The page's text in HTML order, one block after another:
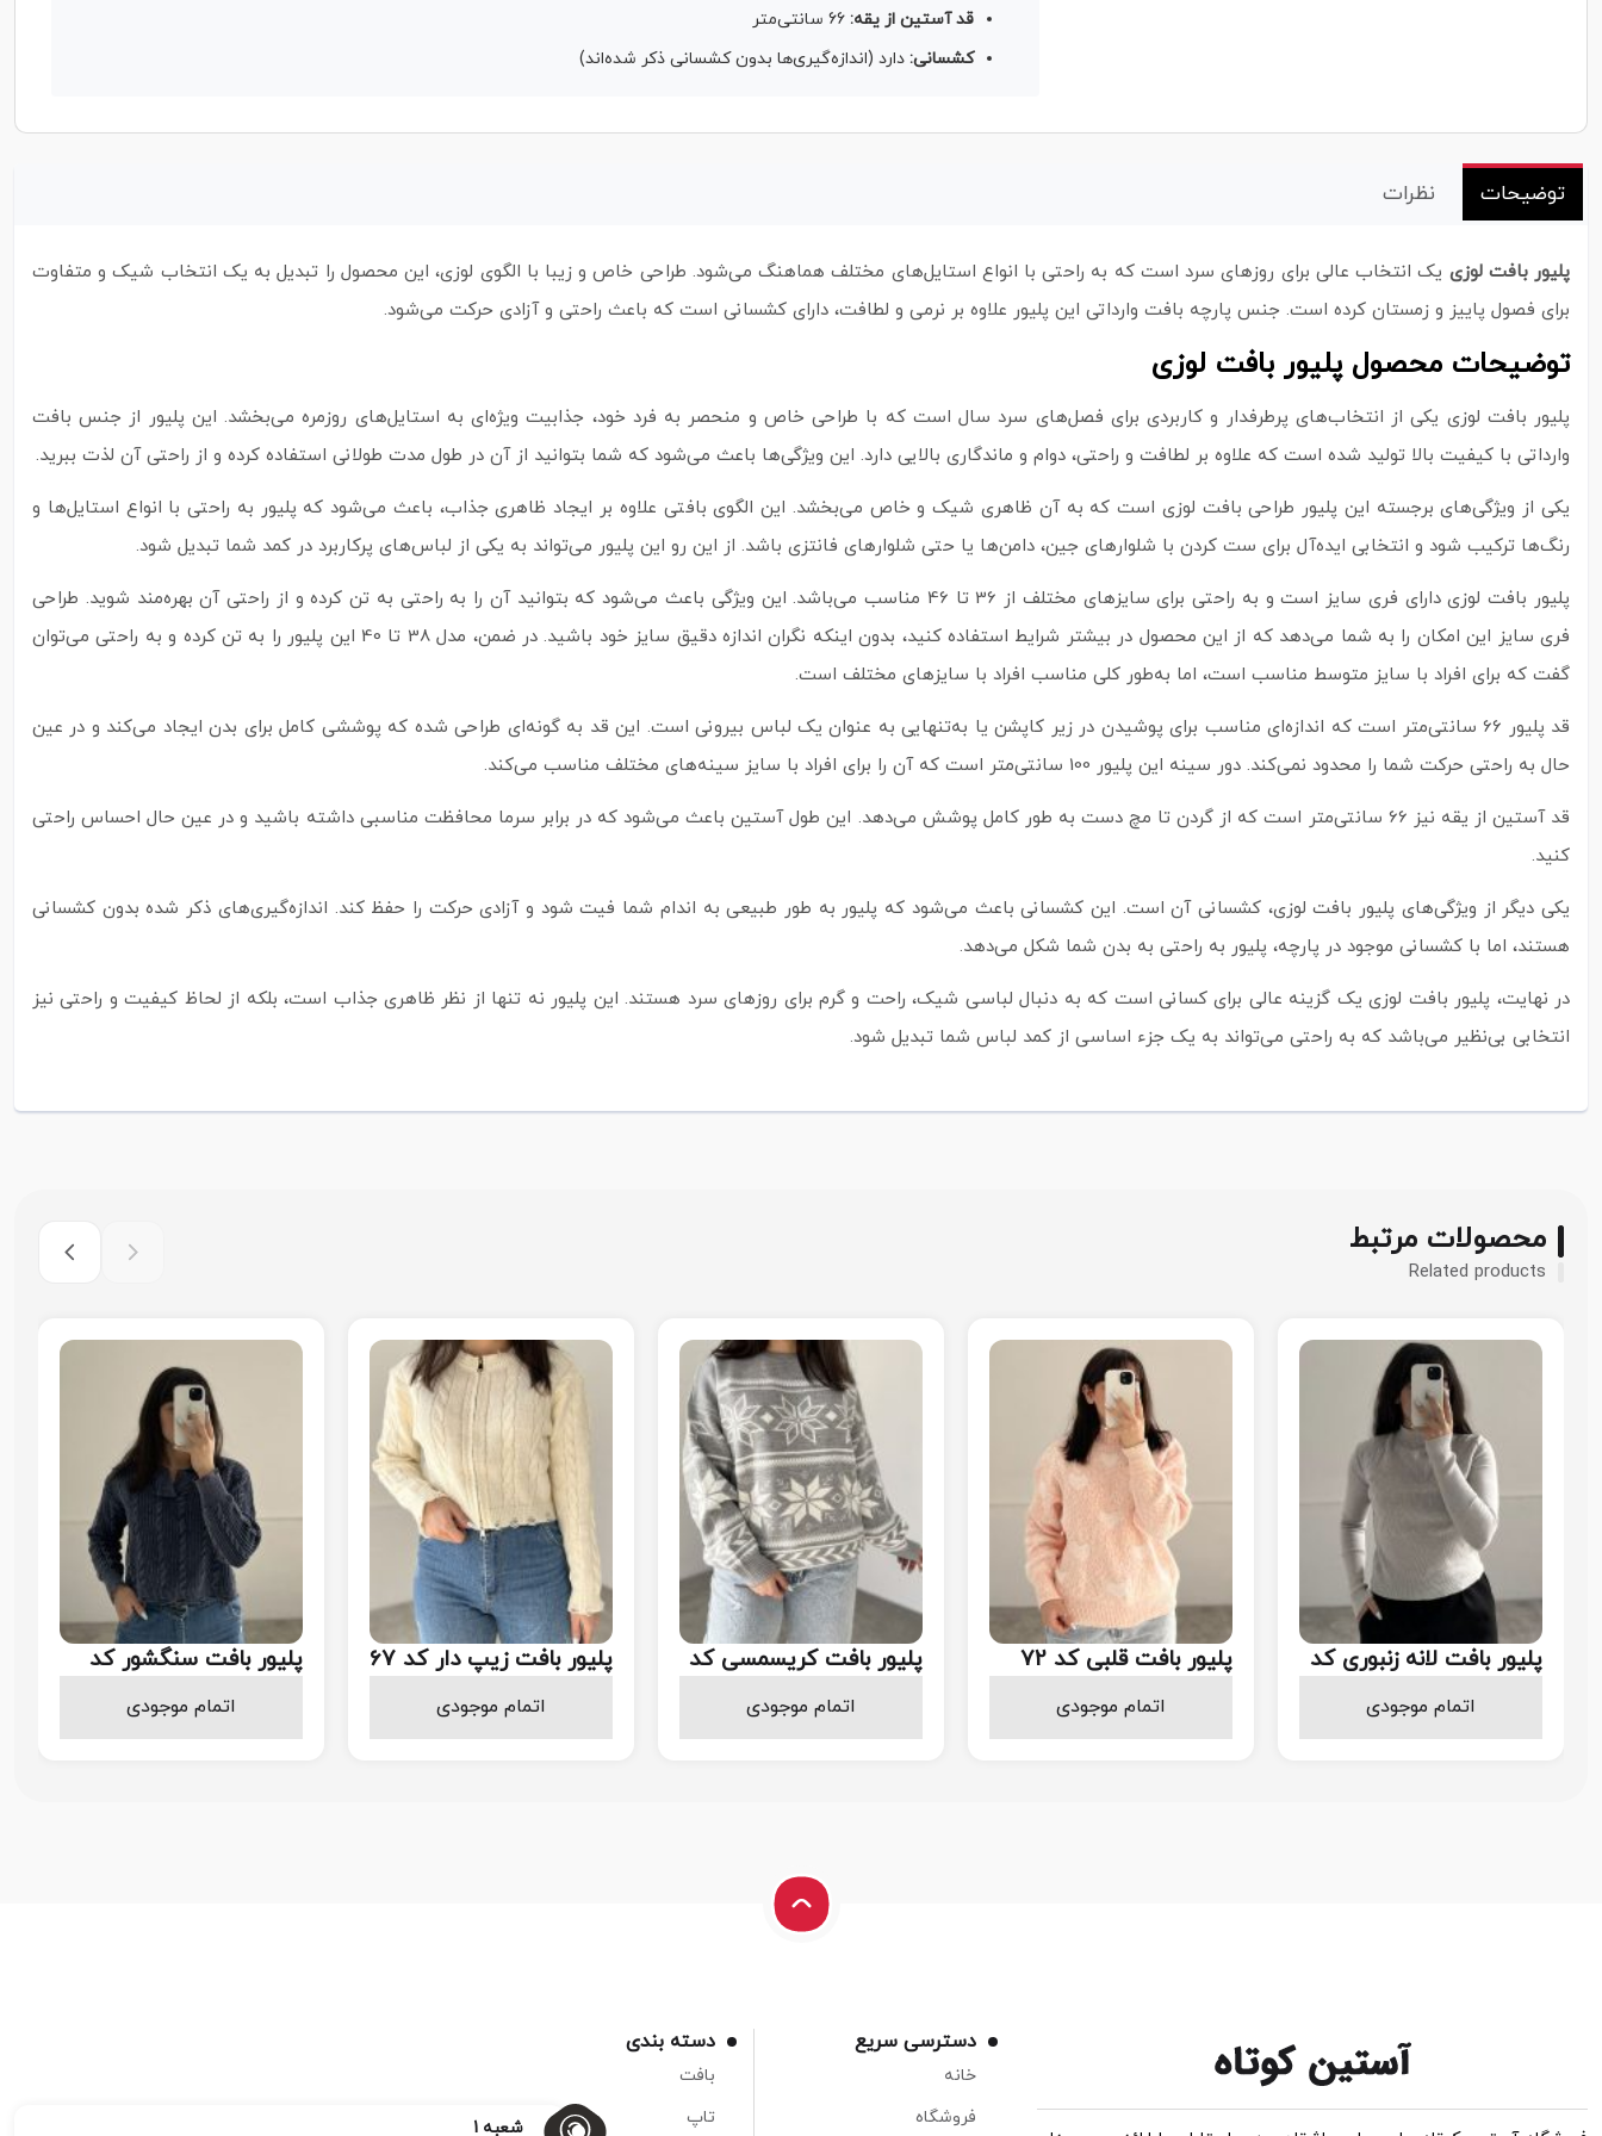
قد آستین از یقه: 66 سانتی‌متر
کشسانی: دارد (اندازه‌گیری‌ها بدون کشسانی ذکر شده‌اند)
توضیحات نظرات
پلیور بافت لوزی یک انتخاب عالی برای روزهای سرد است که به راحتی با انواع استایل‌های مختلف هماهنگ می‌شود. طراحی خاص و زیبا با الگوی لوزی، این محصول را تبدیل به یک انتخاب شیک و متفاوت
برای فصول پاییز و زمستان کرده است. جنس پارچه بافت وارداتی این پلیور علاوه بر نرمی و لطافت، دارای کشسانی است که باعث راحتی و آزادی حرکت می‌شود.
توضیحات محصول پلیور بافت لوزی
پلیور بافت لوزی یکی از انتخاب‌های پرطرفدار و کاربردی برای فصل‌های سرد سال است که با طراحی خاص و منحصر به فرد خود، جذابیت ویژه‌ای به استایل‌های روزمره می‌بخشد. این پلیور از جنس بافت
وارداتی با کیفیت بالا تولید شده است که علاوه بر لطافت و راحتی، دوام و ماندگاری بالایی دارد. این ویژگی‌ها باعث می‌شود که شما بتوانید از آن در طول مدت طولانی استفاده کرده و از راحتی آن لذت ببرید.
یکی از ویژگی‌های برجسته این پلیور طراحی بافت لوزی است که به آن ظاهری شیک و خاص می‌بخشد. این الگوی بافتی علاوه بر ایجاد ظاهری جذاب، باعث می‌شود که پلیور به راحتی با انواع استایل‌ها و
رنگ‌ها ترکیب شود و انتخابی ایده‌آل برای ست کردن با شلوارهای جین، دامن‌ها یا حتی شلوارهای فانتزی باشد. از این رو این پلیور می‌تواند به یکی از لباس‌های پرکاربرد در کمد شما تبدیل شود.
پلیور بافت لوزی دارای فری سایز است و به راحتی برای سایزهای مختلف از 36 تا 46 مناسب می‌باشد. این ویژگی باعث می‌شود که بتوانید آن را به راحتی به تن کرده و از راحتی آن بهره‌مند شوید. طراحی
فری سایز این امکان را به شما می‌دهد که از این محصول در بیشتر شرایط استفاده کنید، بدون اینکه نگران اندازه دقیق سایز خود باشید. در ضمن، مدل 38 تا 40 این پلیور را به تن کرده و به راحتی می‌توان
گفت که برای افراد با سایز متوسط مناسب است، اما به‌طور کلی مناسب افراد با سایزهای مختلف است.
قد پلیور 66 سانتی‌متر است که اندازه‌ای مناسب برای پوشیدن در زیر کاپشن یا به‌تنهایی به عنوان یک لباس بیرونی است. این قد به گونه‌ای طراحی شده که پوششی کامل برای بدن ایجاد می‌کند و در عین
حال به راحتی حرکت شما را محدود نمی‌کند. دور سینه این پلیور 100 سانتی‌متر است که آن را برای افراد با سایز سینه‌های مختلف مناسب می‌کند.
قد آستین از یقه نیز 66 سانتی‌متر است که از گردن تا مچ دست به‌ طور کامل پوشش می‌دهد. این طول آستین باعث می‌شود که در برابر سرما محافظت مناسبی داشته باشید و در عین حال احساس راحتی
کنید.
یکی دیگر از ویژگی‌های پلیور بافت لوزی، کشسانی آن است. این کشسانی باعث می‌شود که پلیور به‌ طور طبیعی به اندام شما فیت شود و آزادی حرکت را حفظ کند. اندازه‌گیری‌های ذکر شده بدون کشسانی
هستند، اما با کشسانی موجود در پارچه، پلیور به راحتی به بدن شما شکل می‌دهد.
در نهایت، پلیور بافت لوزی یک گزینه عالی برای کسانی است که به دنبال لباسی شیک، راحت و گرم برای روزهای سرد هستند. این پلیور نه تنها از نظر ظاهری جذاب است، بلکه از لحاظ کیفیت و راحتی نیز
انتخابی بی‌نظیر می‌باشد که به راحتی می‌تواند به یک جزء اساسی از کمد لباس شما تبدیل شود.
محصولات مرتبط
Related products
پلیور بافت لانه زنبوری کد
698.000
اتمام موجودی
پلیور بافت قلبی کد 72
898.000
اتمام موجودی
پلیور بافت کریسمسی کد
1.218.000
اتمام موجودی
پلیور بافت زیپ دار کد 67
1.158.000
اتمام موجودی
پلیور بافت سنگشور کد
1.158.000
اتمام موجودی
دسترسی سریع
خانه
فروشگاه
دسته بندی
بافت
تاپ
شعبه 1